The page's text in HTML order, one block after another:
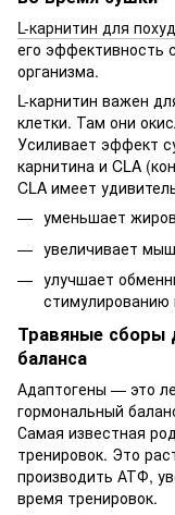
L-карнитин для
его эффективность
организма.
L-карнитин важен
клетки. Там они
Усиливает эффект
карнитина и CLA
CLA имеет
уменьшает
увеличивает
улучшает
стимулированию
Травяные сборы
баланса
Адаптогены — это
гормональный
Самая известная
тренировок. Это
производить АТФ,
время тренировок.